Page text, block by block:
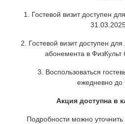
1. Гостевой визит доступен
31.03.2025
2. Гостевой визит доступен
абонемента в ФизКульт
3. Воспользоваться
ежедневно до
Акция доступна в
Подробности можно